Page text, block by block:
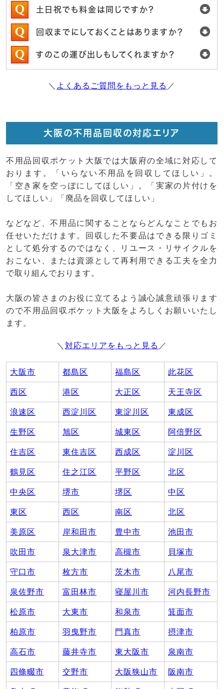
土日祝でも料金は同じですか？
回収までにしておくことはありますか？
すのこの運び出しもしてくれますか？
＼ よくあるご質問をもっと見る ／
大阪の不用品回収の対応エリア
不用品回収ポケット大阪では大阪府の全域に対応して
おります。「いらない不用品を回収してほしい」。
「空き家を空っぽにしてほしい」。「実家の片付けを
してほしい」「廃品を回収してほしい」
などなど、不用品に関することならどんなことでもお
任せいただけます。回収した不要品はできる限りゴミ
として処分するのではなく、リユース・リサイクルを
おこない、または資源として再利用できる工夫を全力
で取り組んでおります。
大阪の皆さまのお役に立てるよう誠心誠意頑張ります
ので不用品回収ポケット大阪をよろしくお願いいたし
ます。
＼ 対応エリアをもっと見る ／
大阪市 都島区 福島区 此花区
西区 港区 大正区 天王寺区
浪速区 西淀川区 東淀川区 東成区
生野区 旭区 城東区 阿倍野区
住吉区 東住吉区 西成区 淀川区
鶴見区 住之江区 平野区 北区
中央区 堺市 堺区 中区
東区 西区 南区 北区
美原区 岸和田市 豊中市 池田市
吹田市 泉大津市 高槻市 貝塚市
守口市 枚方市 茨木市 八尾市
泉佐野市 富田林市 寝屋川市 河内長野市
松原市 大東市 和泉市 箕面市
柏原市 羽曳野市 門真市 摂津市
高石市 藤井寺市 東大阪市 泉南市
四條畷市 交野市 大阪狭山市 阪南市